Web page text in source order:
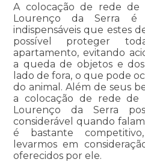
A colocação de rede de
Lourenço da Serra é
indispensáveis que estes
possível proteger
apartamento, evitando
a queda de objetos e
lado de fora, o que pode
do animal. Além de seus
a colocação de rede de
Lourenço da Serra
considerável quando
é bastante
levarmos em
oferecidos por ele.